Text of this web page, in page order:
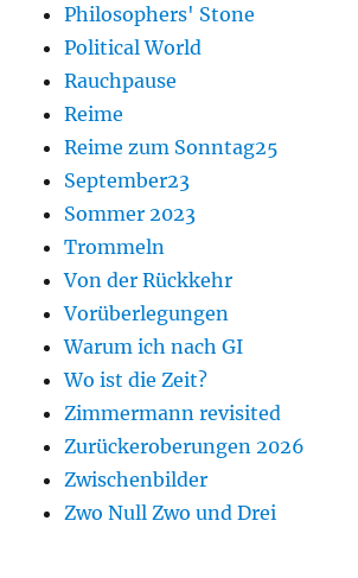
Philosophers' Stone
Political World
Rauchpause
Reime
Reime zum Sonntag25
September23
Sommer 2023
Trommeln
Von der Rückkehr
Vorüberlegungen
Warum ich nach GI
Wo ist die Zeit?
Zimmermann revisited
Zurückeroberungen 2026
Zwischenbilder
Zwo Null Zwo und Drei